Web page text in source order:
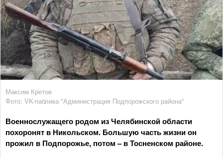
Максим Кретов
Фото: VK-паблика "Администрация Подпорожского района"
Военнослужащего родом из Челябинской области
похоронят в Никольском. Большую часть жизни он
прожил в Подпорожье, потом – в Тосненском районе.